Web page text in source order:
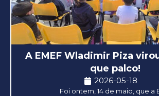
A EMEF Wladimir Piza
que palco!
2026-05-18
Foi ontem, 14 de maio, que a